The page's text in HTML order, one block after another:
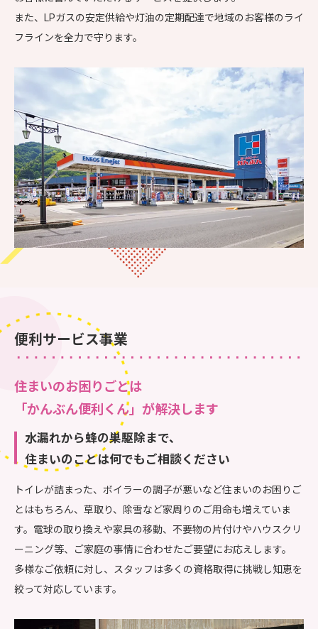
また、LPガスの安定供給や灯油の定期配達で地域のお客様のライ
フラインを全力で守ります。
便利サービス事業
住まいのお困りごとは
「かんぶん便利くん」が解決します
水漏れから蜂の巣駆除まで、
住まいのことは何でもご相談ください
トイレが詰まった、ボイラーの調子が悪いなど住まいのお困りご
とはもちろん、草取り、除雪など家周りのご用命も増えていま
す。電球の取り換えや家具の移動、不要物の片付けやハウスクリ
ーニング等、ご家庭の事情に合わせたご要望にお応えします。
多様なご依頼に対し、スタッフは多くの資格取得に挑戦し知恵を
絞って対応しています。